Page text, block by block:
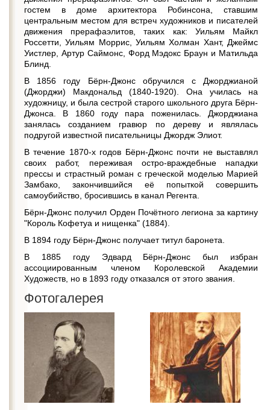
гостем в доме архитектора Робинсона, ставшим
центральным местом для встреч художников и писателей
движения прерафаэлитов, таких как: Уильям Майкл
Россетти, Уильям Моррис, Уильям Холман Хант, Джеймс
Уистлер, Артур Саймонс, Форд Мэдокс Браун и Матильда
Блинд.
В 1856 году Бёрн-Джонс обручился с Джорджианой
(Джорджи) Макдональд (1840-1920). Она училась на
художницу, и была сестрой старого школьного друга Бёрн-
Джонса. В 1860 году пара поженилась. Джорджиана
занялась созданием гравюр по дереву и являлась
подругой известной писательницы Джордж Элиот.
В течение 1870-х годов Бёрн-Джонс почти не выставлял
своих работ, переживая остро-враждебные нападки
прессы и страстный роман с греческой моделью Марией
Замбако, закончившийся её попыткой совершить
самоубийство, бросившись в канал Регента.
Бёрн-Джонс получил Орден Почётного легиона за картину
"Король Кофетуа и нищенка" (1884).
В 1894 году Бёрн-Джонс получает титул баронета.
В 1885 году Эдвард Бёрн-Джонс был избран
ассоциированным членом Королевской Академии
Художеств, но в 1893 году отказался от этого звания.
Фотогалерея